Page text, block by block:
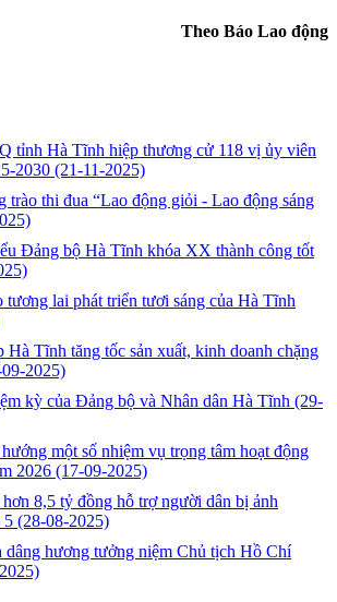
Theo Báo Lao động
tỉnh Hà Tĩnh hiệp thương cử 118 vị ủy viên
2030 (21-11-2025)
trào thi đua “Lao động giỏi - Lao động sáng
Đảng bộ Hà Tĩnh khóa XX thành công tốt
tương lai phát triển tươi sáng của Hà Tĩnh
Hà Tĩnh tăng tốc sản xuất, kinh doanh chặng
2025)
kỳ của Đảng bộ và Nhân dân Hà Tĩnh (29-
một số nhiệm vụ trọng tâm hoạt động
2026 (17-09-2025)
8,5 tỷ đồng hỗ trợ người dân bị ảnh
5 (28-08-2025)
dâng hương tưởng niệm Chủ tịch Hồ Chí